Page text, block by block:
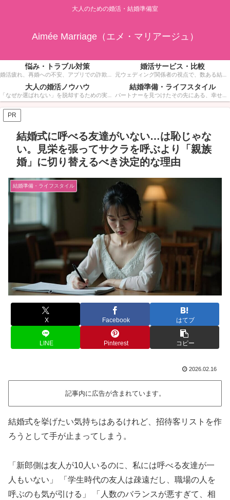
大人のための婚活・結婚準備室
Aimée Marriage（エメ・マリアージュ）
悩み・トラブル対策
婚活疲れ、再婚への不安、アプリでの詐欺被害、金銭感覚の不一致など。誰にも相談できない婚活の深い悩みに寄り添い、具体的な解決策を提示します。一人で抱え込まず、リスクを回避しながら幸せなゴールを目指すための安全ガイドです。
婚活サービス・比較
元ウェディング関係者の視点で、数ある結婚相談所やマッチングアプリの中から「30代・40代が本当に成果を出せるサービス」だけを厳選してレビュー。成婚率、料金の透明性、サポートの質などを徹底比較し、あなたに最適な”戦う場所”選びをサポートします。
大人の婚活ノウハウ
「なぜか選ばれない」を脱却するための実践的ノウハウ集。お見合いでの服装・マナーから、相手の心を開く会話術、成婚できるマインドセットまで。若さだけではない、大人の品格と魅力を武器にして「次につながる」婚活を実現しましょう。
結婚準備・ライフスタイル
パートナーを見つけたその先にある、幸せな未来のために。フォトウェディング（ナシ婚）のスタジオ選びや、少人数結婚式の活用法、指輪選びなど、大人のカップルにふさわしい上質なライフスタイル情報を発信します。
PR
結婚式に呼べる友達がいない…は恥じゃな
い。見栄を張ってサクラを呼ぶより「親族
婚」に切り替えるべき決定的な理由
結婚準備・ライフスタイル
X Facebook はてブ
LINE Pinterest コピー
2026.02.16
記事内に広告が含まれています。
結婚式を挙げたい気持ちはあるけれど、招待客リストを作
ろうとして手が止まってしまう。
「新郎側は友人が10人いるのに、私には呼べる友達が一
人もいない」 「学生時代の友人は疎遠だし、職場の人を
呼ぶのも気が引ける」 「人数のバランスが悪すぎて、相